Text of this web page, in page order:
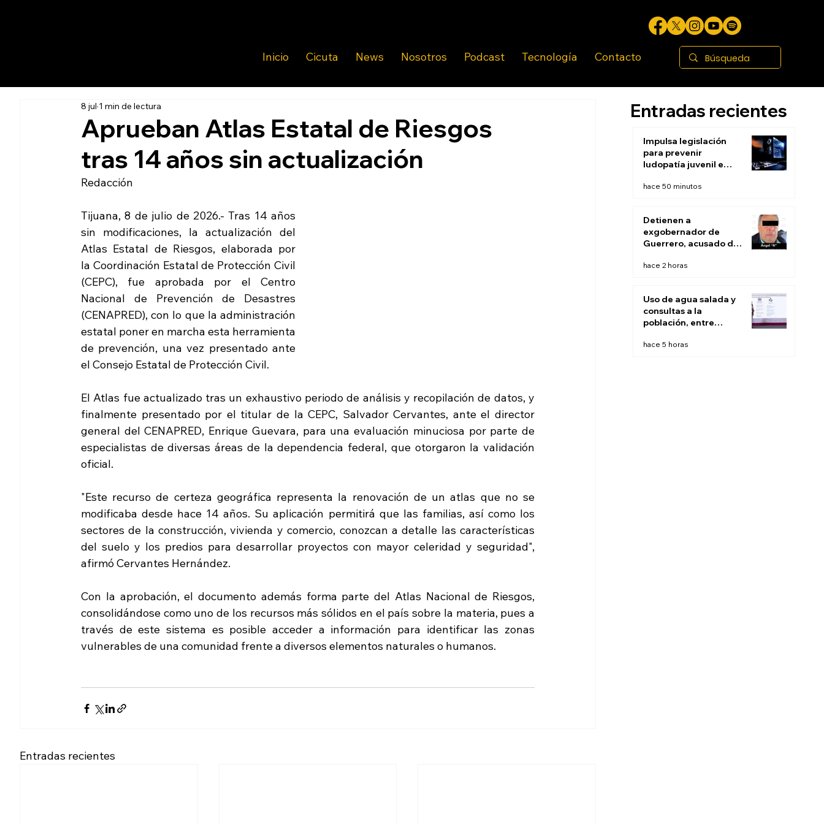
Inicio Cicuta News Nosotros Podcast Tecnología Contacto
Aprueban Atlas Estatal de Riesgos
tras 14 años sin actualización
8 jul 1 min de lectura
Redacción
Tijuana, 8 de julio de 2026.- Tras 14 años
sin modificaciones, la actualización del
Atlas Estatal de Riesgos, elaborada por
la Coordinación Estatal de Protección Civil
(CEPC), fue aprobada por el Centro
Nacional de Prevención de Desastres
(CENAPRED), con lo que la administración
estatal poner en marcha esta herramienta
de prevención, una vez presentado ante
el Consejo Estatal de Protección Civil.
El Atlas fue actualizado tras un exhaustivo periodo de análisis y recopilación de datos, y
finalmente presentado por el titular de la CEPC, Salvador Cervantes, ante el director
general del CENAPRED, Enrique Guevara, para una evaluación minuciosa por parte de
especialistas de diversas áreas de la dependencia federal, que otorgaron la validación
oficial.
modificaba desde hace 14 años. Su aplicación permitirá que las familias, así como los
sectores de la construcción, vivienda y comercio, conozcan a detalle las características
del suelo y los predios para desarrollar proyectos con mayor celeridad y seguridad",
afirmó Cervantes Hernández.
Con la aprobación, el documento además forma parte del Atlas Nacional de Riesgos,
consolidándose como uno de los recursos más sólidos en el país sobre la materia, pues a
través de este sistema es posible acceder a información para identificar las zonas
vulnerables de una comunidad frente a diversos elementos naturales o humanos.
Entradas recientes
Entradas recientes
Impulsa legislación
para prevenir
ludopatía juvenil e
hace 50 minutos
Detienen a
exgobernador de
Guerrero, acusado de
caso Ayotzinapa
hace 2 horas
Uso de agua salada y
consultas a la
población, entre
expertos para
hace 5 horas